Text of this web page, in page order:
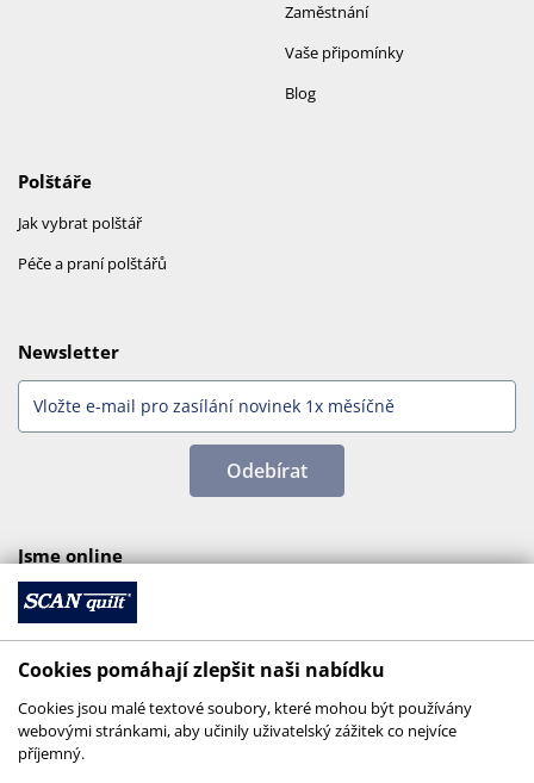
Zaměstnání
Vaše připomínky
Blog
Polštáře
Jak vybrat polštář
Péče a praní polštářů
Newsletter
Odebírat
Jsme online
Cookies pomáhají zlepšit naši nabídku
Cookies jsou malé textové soubory, které mohou být používány
webovými stránkami, aby učinily uživatelský zážitek co nejvíce
příjemný.